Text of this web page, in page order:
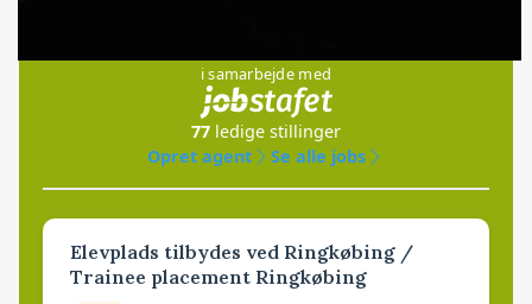
i samarbejde med
77 ledige stillinger
Opret agent
Se alle jobs
Elevplads tilbydes ved Ringkøbing /
Trainee placement Ringkøbing